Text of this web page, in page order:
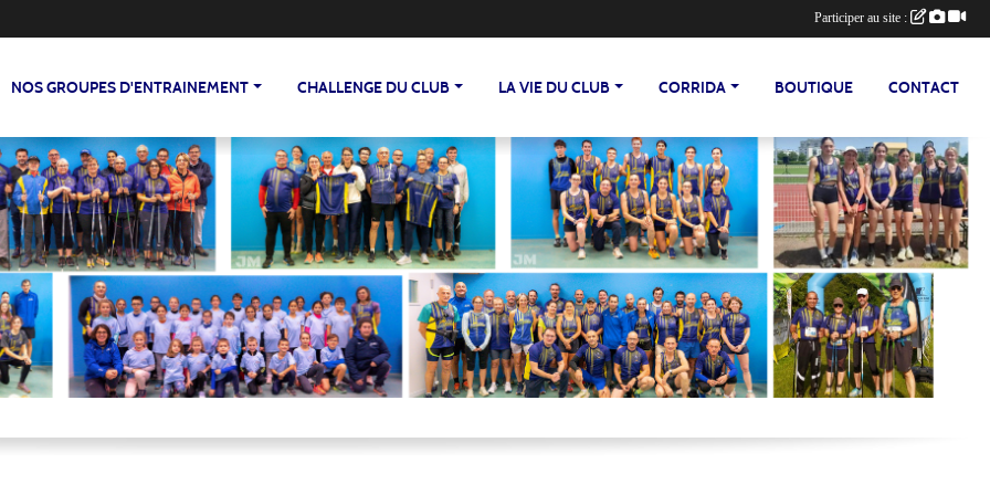
NOS GROUPES D'ENTRAINEMENT CHALLENGE DU CLUB LA VIE DU CLUB CORRIDA BOUTIQUE CONTACT
Participer au site :